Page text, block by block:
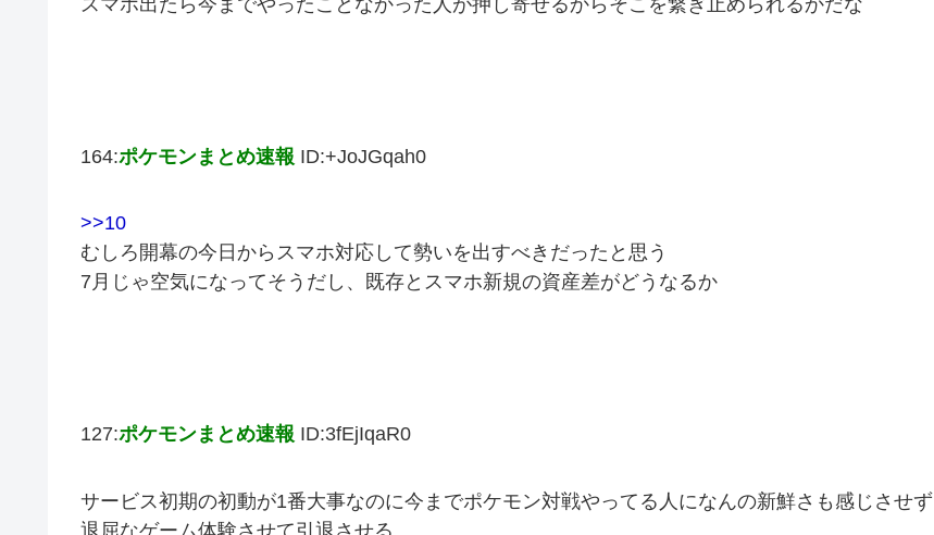
スマホ出たら今までやったことなかった人が押し寄せるからそこを繋ぎ止められるかだな
164:ポケモンまとめ速報 ID:+JoJGqah0
>>10
むしろ開幕の今日からスマホ対応して勢いを出すべきだったと思う
7月じゃ空気になってそうだし、既存とスマホ新規の資産差がどうなるか
127:ポケモンまとめ速報 ID:3fEjIqaR0
サービス初期の初動が1番大事なのに今までポケモン対戦やってる人になんの新鮮さも感じさせず
退屈なゲーム体験させて引退させる